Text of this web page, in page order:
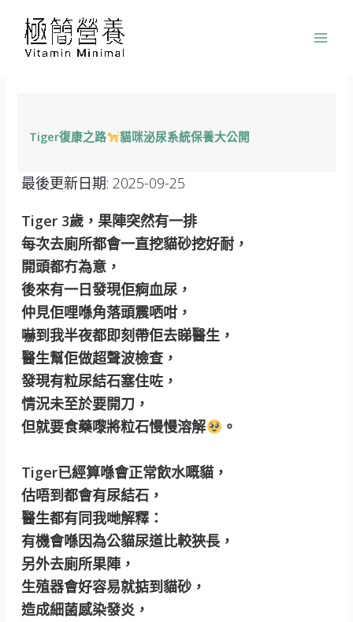
Tiger復康之路 貓咪泌尿系統保養大公開
最後更新日期: 2025-09-25
Tiger 3歲，果陣突然有一排
每次去廁所都會一直挖貓砂挖好耐，
開頭都冇為意，
後來有一日發現佢痾血尿，
仲見佢哩喺角落頭震哂咁，
嚇到我半夜都即刻帶佢去睇醫生，
醫生幫佢做超聲波檢查，
發現有粒尿結石塞住咗，
情況未至於要開刀，
但就要食藥嚟將粒石慢慢溶解
。
Tiger已經算喺會正常飲水嘅貓，
估唔到都會有尿結石，
醫生都有同我哋解釋：
有機會喺因為公貓尿道比較狹長，
另外去廁所果陣，
生殖器會好容易就掂到貓砂，
造成細菌感染發炎，